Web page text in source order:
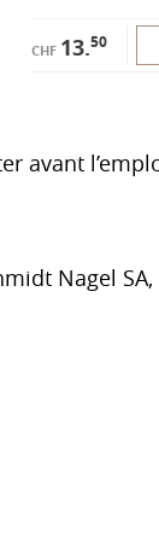
CHF 13.50
avant
Nagel SA,